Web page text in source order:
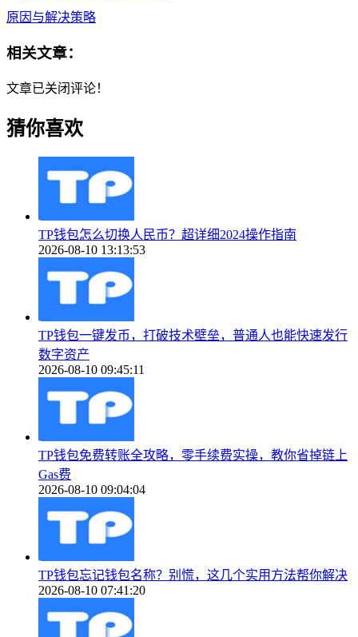
原因与解决策略
相关文章：
文章已关闭评论！
猜你喜欢
TP钱包怎么切换人民币？超详细2024操作指南
2026-08-10 13:13:53
TP钱包一键发币，打破技术壁垒，普通人也能快速发行
数字资产
2026-08-10 09:45:11
TP钱包免费转账全攻略，零手续费实操，教你省掉链上
Gas费
2026-08-10 09:04:04
TP钱包忘记钱包名称？别慌，这几个实用方法帮你解决
2026-08-10 07:41:20